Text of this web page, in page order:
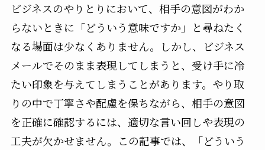
ビジネスのやりとりにおいて、相手の意図がわか
らないときに「どういう意味ですか」と尋ねたく
なる場面は少なくありません。しかし、ビジネス
メールでそのまま表現してしまうと、受け手に冷
たい印象を与えてしまうことがあります。やり取
りの中で丁寧さや配慮を保ちながら、相手の意図
を正確に確認するには、適切な言い回しや表現の
工夫が欠かせません。この記事では、「どういう